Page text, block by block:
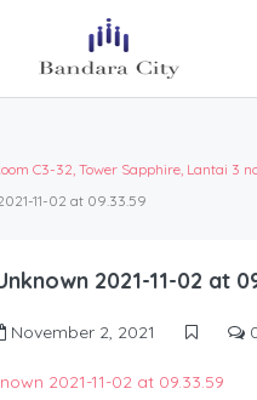
C3-32, Tower Sapphire, Lantai 3
11-02 at 09.33.59
2021-11-02 at
November 2, 2021
2021-11-02 at 09.33.59